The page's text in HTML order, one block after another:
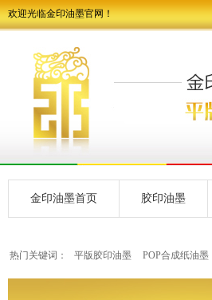
欢迎光临金印油墨官网！
金印油墨首页 胶印油墨
热门关键词： 平版胶印油墨 POP合成纸油墨